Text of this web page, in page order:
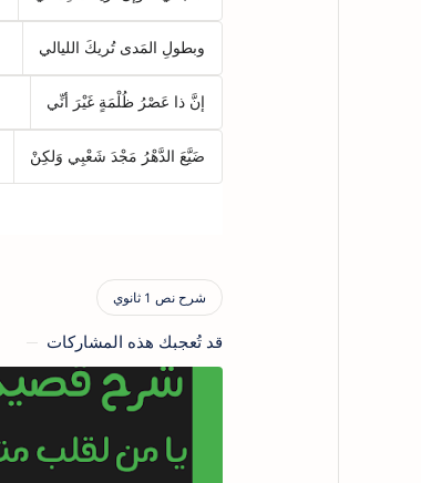
وبطولِ المَدى تُريكَ الليالي
إنَّ ذا عَصْرُ ظُلْمَةٍ غَيْرَ أنِّي
ضَيَّعَ الدَّهْرُ مَجْدَ شَعْبِي وَلكِنْ
قد تُعجبك هذه المشاركات